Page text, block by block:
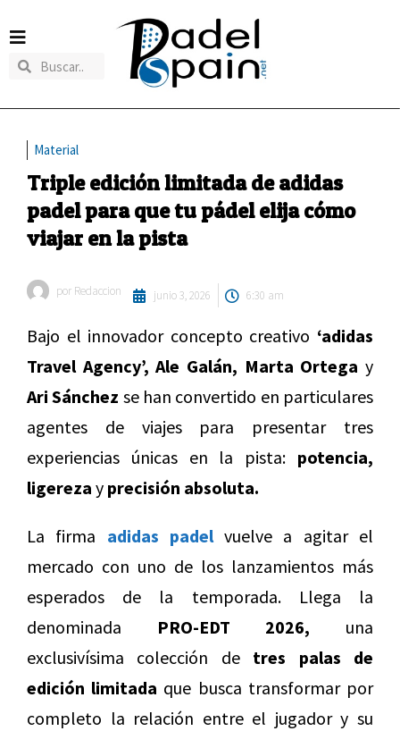
Material
Triple edición limitada de adidas
padel para que tu pádel elija cómo
viajar en la pista
por Redaccion junio 3, 2026 6:30 am
Bajo el innovador concepto creativo ‘adidas
Travel Agency’, Ale Galán, Marta Ortega y
Ari Sánchez se han convertido en particulares
agentes de viajes para presentar tres
experiencias únicas en la pista: potencia,
ligereza y precisión absoluta.
La firma adidas padelvuelve a agitar el
mercado con uno de los lanzamientos más
esperados de la temporada. Llega la
denominada PRO-EDT 2026, una
exclusivísima colección de tres palas de
edición limitada que busca transformar por
completo la relación entre el jugador y su